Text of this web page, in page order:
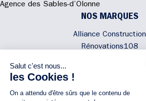
Agence des Sables-d’Olonne
NOS MARQUES
Alliance Construction
Rénovations108
NOUS CONTACTER